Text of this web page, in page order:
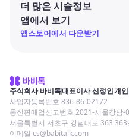
더 많은 시술정보
앱에서 보기
앱스토어에서 다운받기
주식회사 바비톡대표이사 신정인개
사업자등록번호 836-86-02172
통신판매업신고번호 2021-서울강남-
서울특별시 서초구 강남대로 363
이메일 cs@babitalk.com